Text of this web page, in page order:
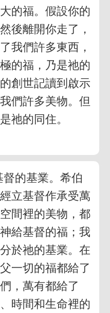
的福。假設你的
後離開你走了，
我們許多東西，
的福，乃是祂的
創世記讀到啟示
們許多美物。但
祂的同住。
的基業。希伯
立基督作承受萬
間裡的美物，都
給基督的福；我
於祂的基業。在
一切的福都給了
，萬有都給了
時間和生命裡的